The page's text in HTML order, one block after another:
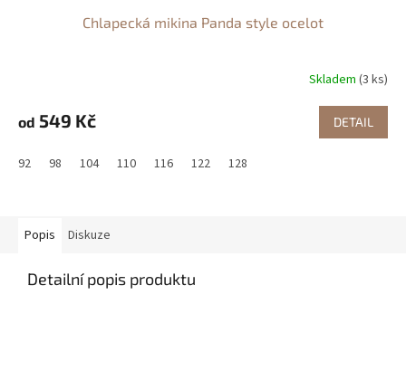
Chlapecká mikina Panda style ocelot
Skladem (3 ks)
od 549 Kč DETAIL
92 98 104 110 116 122 128
Popis Diskuze
Detailní popis produktu